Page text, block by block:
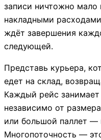
записи ничтожно
накладными
ждёт завершения
следующей.
Представь курьера,
едет на склад,
Каждый рейс
независимо от
или большой паллет —
Многопоточность —